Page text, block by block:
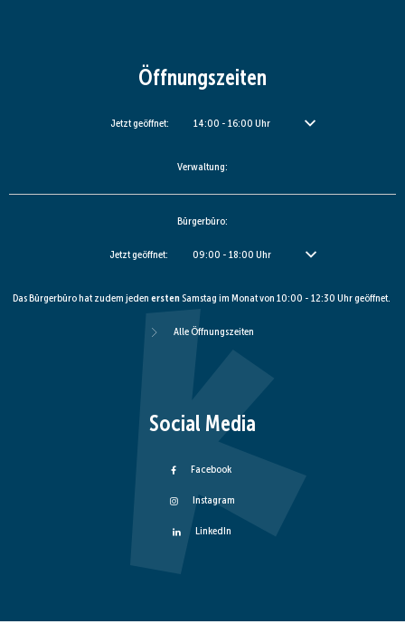
Öffnungszeiten
Klicken, um weitere Öffnungs- oder Schließzeiten auszublenden
Jetzt geöffnet: 14:00 - 16:00 Uhr Von 14:00 bis 16:00 Uhr
Verwaltung:
Bürgerbüro:
Klicken, um weitere Öffnungs- oder Schließzeiten auszublenden
Jetzt geöffnet: 09:00 - 18:00 Uhr Von 09:00 bis 18:00 Uhr
Das Bürgerbüro hat zudem jeden erstenSamstag im Monat von 10:00 - 12:30 Uhr geöffnet.
Alle Öffnungszeiten
Social Media
Facebook
Instagram
LinkedIn